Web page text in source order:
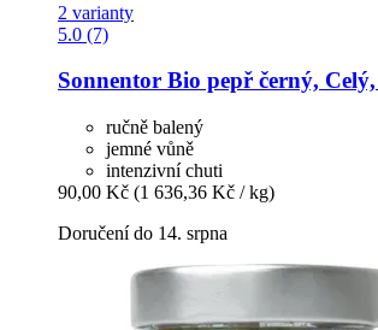
2 varianty
5.0 (7)
Sonnentor Bio pepř černý,
ručně balený
jemné vůně
intenzivní chuti
90,00 Kč (1 636,36 Kč / kg)
Doručení do 14. srpna